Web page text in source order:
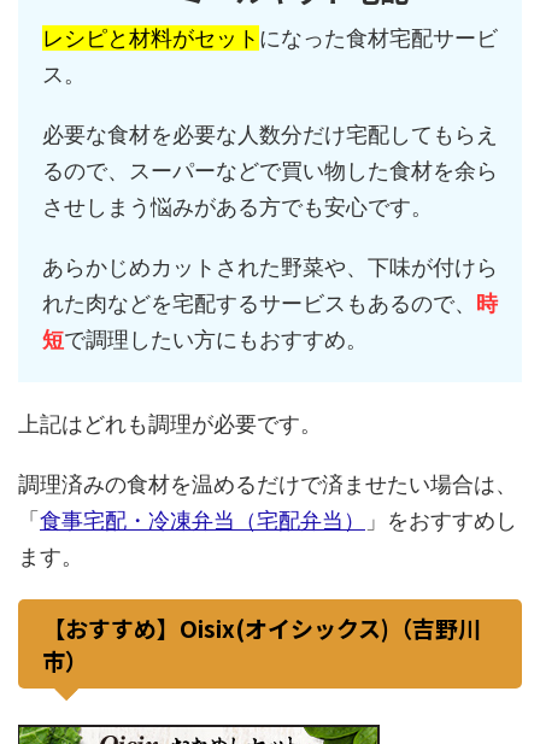
レシピと材料がセット になった食材宅配サービ
ス。
必要な食材を必要な人数分だけ宅配してもらえ
るので、スーパーなどで買い物した食材を余ら
させしまう悩みがある方でも安心です。
あらかじめカットされた野菜や、下味が付けら
れた肉などを宅配するサービスもあるので、
時
短で調理したい方にもおすすめ。
上記はどれも調理が必要です。
調理済みの食材を温めるだけで済ませたい場合は、
「 食事宅配・冷凍弁当（宅配弁当）
」をおすすめし
ます。
【おすすめ】Oisix(オイシックス)（吉野川
市）